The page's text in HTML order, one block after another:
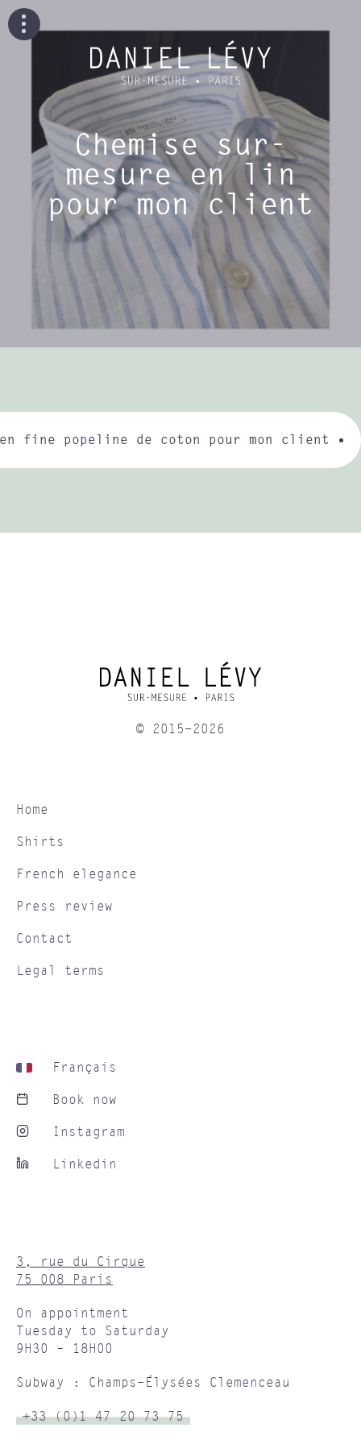
Chemise sur-
mesure en lin
pour mon client
en fine popeline de coton pour mon client
© 2015-2026
Home
Shirts
French elegance
Press review
Contact
Legal terms
Français
Book now
Instagram
Linkedin
3, rue du Cirque
75 008 Paris
On appointment
Tuesday to Saturday
9H30 – 18H00
Subway : Champs-Élysées Clemenceau
+33 (0)1 47 20 73 75